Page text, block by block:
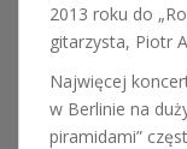
2013 roku do
gitarzysta, Piotr
Najwięcej
w Berlinie na
piramidami”